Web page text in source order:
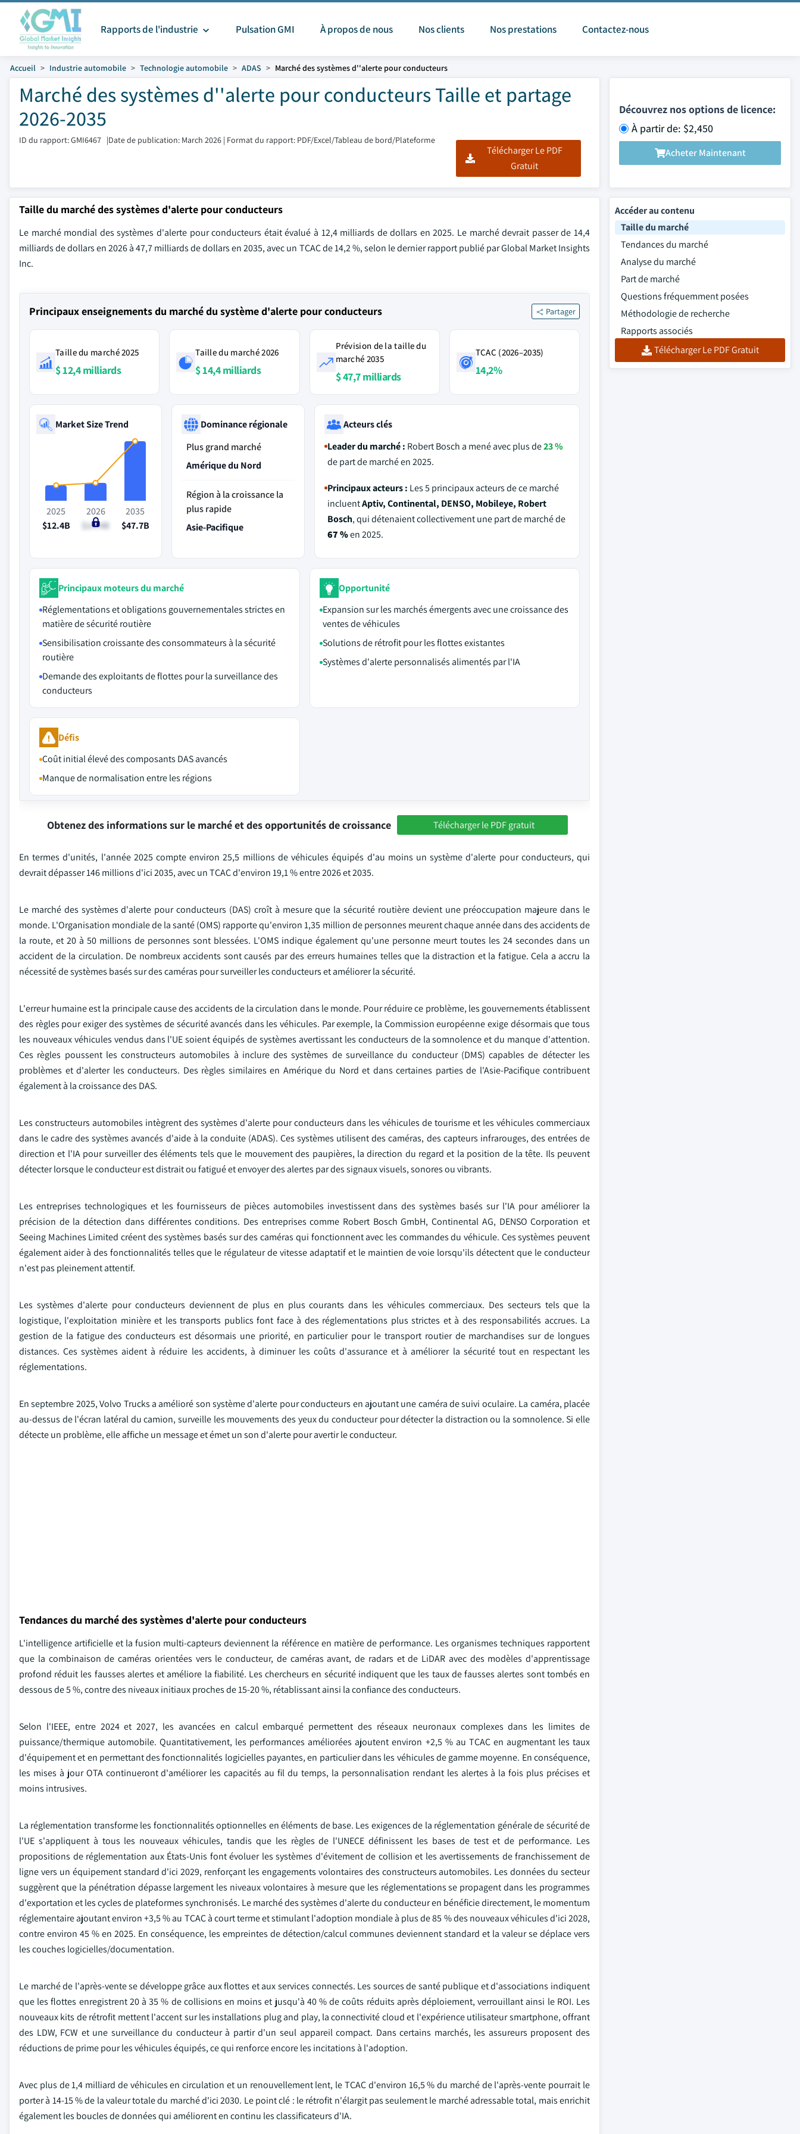
Rapports de l'industrie Pulsation GMI À propos de nous Nos clients Nos prestations Contactez-nous
Accueil Industrie automobile Technologie automobile ADAS Marché des systèmes d''alerte pour conducteurs
Marché des systèmes d''alerte pour conducteurs Taille et partage
2026-2035
ID du rapport: GMI6467 |Date de publication: March 2026 | Format du rapport: PDF/Excel/Tableau de bord/Plateforme
Télécharger Le PDF
Gratuit
Découvrez nos options de licence:
À partir de: $2,450
Acheter Maintenant
Taille du marché des systèmes d'alerte pour conducteurs
Le marché mondial des systèmes d'alerte pour conducteurs était évalué à 12,4 milliards de dollars en 2025. Le marché devrait passer de 14,4
milliards de dollars en 2026 à 47,7 milliards de dollars en 2035, avec un TCAC de 14,2 %, selon le dernier rapport publié par Global Market Insights
Inc.
Principaux enseignements du marché du système d'alerte pour conducteurs Partager
Taille du marché 2025
$ 12,4 milliards
Taille du marché 2026
$ 14,4 milliards
Prévision de la taille du
marché 2035
$ 47,7 milliards
TCAC (2026–2035)
14,2%
Market Size Trend
2025
$12.4B
2026
$14.4B
2035
$47.7B
Dominance régionale
Plus grand marché
Amérique du Nord
Région à la croissance la
plus rapide
Asie-Pacifique
Acteurs clés
Leader du marché : Robert Bosch a mené avec plus de23 %
de part de marché en 2025.
Principaux acteurs : Les 5 principaux acteurs de ce marché
incluentAptiv, Continental, DENSO, Mobileye, Robert
Bosch, qui détenaient collectivement une part de marché de
67 %en 2025.
Principaux moteurs du marché
Réglementations et obligations gouvernementales strictes en
matière de sécurité routière
Sensibilisation croissante des consommateurs à la sécurité
routière
Demande des exploitants de flottes pour la surveillance des
conducteurs
Opportunité
Expansion sur les marchés émergents avec une croissance des
ventes de véhicules
Solutions de rétrofit pour les flottes existantes
Systèmes d'alerte personnalisés alimentés par l'IA
Défis
Coût initial élevé des composants DAS avancés
Manque de normalisation entre les régions
Obtenez des informations sur le marché et des opportunités de croissance Télécharger le PDF gratuit
En termes d'unités, l'année 2025 compte environ 25,5 millions de véhicules équipés d'au moins un système d'alerte pour conducteurs, qui
devrait dépasser 146 millions d'ici 2035, avec un TCAC d'environ 19,1 % entre 2026 et 2035.
Le marché des systèmes d'alerte pour conducteurs (DAS) croît à mesure que la sécurité routière devient une préoccupation majeure dans le
monde. L'Organisation mondiale de la santé (OMS) rapporte qu'environ 1,35 million de personnes meurent chaque année dans des accidents de
la route, et 20 à 50 millions de personnes sont blessées. L'OMS indique également qu'une personne meurt toutes les 24 secondes dans un
accident de la circulation. De nombreux accidents sont causés par des erreurs humaines telles que la distraction et la fatigue. Cela a accru la
nécessité de systèmes basés sur des caméras pour surveiller les conducteurs et améliorer la sécurité.
L'erreur humaine est la principale cause des accidents de la circulation dans le monde. Pour réduire ce problème, les gouvernements établissent
des règles pour exiger des systèmes de sécurité avancés dans les véhicules. Par exemple, la Commission européenne exige désormais que tous
les nouveaux véhicules vendus dans l'UE soient équipés de systèmes avertissant les conducteurs de la somnolence et du manque d'attention.
Ces règles poussent les constructeurs automobiles à inclure des systèmes de surveillance du conducteur (DMS) capables de détecter les
problèmes et d'alerter les conducteurs. Des règles similaires en Amérique du Nord et dans certaines parties de l'Asie-Pacifique contribuent
également à la croissance des DAS.
Les constructeurs automobiles intègrent des systèmes d'alerte pour conducteurs dans les véhicules de tourisme et les véhicules commerciaux
dans le cadre des systèmes avancés d'aide à la conduite (ADAS). Ces systèmes utilisent des caméras, des capteurs infrarouges, des entrées de
direction et l'IA pour surveiller des éléments tels que le mouvement des paupières, la direction du regard et la position de la tête. Ils peuvent
détecter lorsque le conducteur est distrait ou fatigué et envoyer des alertes par des signaux visuels, sonores ou vibrants.
Les entreprises technologiques et les fournisseurs de pièces automobiles investissent dans des systèmes basés sur l'IA pour améliorer la
précision de la détection dans différentes conditions. Des entreprises comme Robert Bosch GmbH, Continental AG, DENSO Corporation et
Seeing Machines Limited créent des systèmes basés sur des caméras qui fonctionnent avec les commandes du véhicule. Ces systèmes peuvent
également aider à des fonctionnalités telles que le régulateur de vitesse adaptatif et le maintien de voie lorsqu'ils détectent que le conducteur
n'est pas pleinement attentif.
Les systèmes d'alerte pour conducteurs deviennent de plus en plus courants dans les véhicules commerciaux. Des secteurs tels que la
logistique, l'exploitation minière et les transports publics font face à des réglementations plus strictes et à des responsabilités accrues. La
gestion de la fatigue des conducteurs est désormais une priorité, en particulier pour le transport routier de marchandises sur de longues
distances. Ces systèmes aident à réduire les accidents, à diminuer les coûts d'assurance et à améliorer la sécurité tout en respectant les
réglementations.
En septembre 2025, Volvo Trucks a amélioré son système d'alerte pour conducteurs en ajoutant une caméra de suivi oculaire. La caméra, placée
au-dessus de l'écran latéral du camion, surveille les mouvements des yeux du conducteur pour détecter la distraction ou la somnolence. Si elle
détecte un problème, elle affiche un message et émet un son d'alerte pour avertir le conducteur.
Tendances du marché des systèmes d'alerte pour conducteurs
L'intelligence artificielle et la fusion multi-capteurs deviennent la référence en matière de performance. Les organismes techniques rapportent
que la combinaison de caméras orientées vers le conducteur, de caméras avant, de radars et de LiDAR avec des modèles d'apprentissage
profond réduit les fausses alertes et améliore la fiabilité. Les chercheurs en sécurité indiquent que les taux de fausses alertes sont tombés en
dessous de 5 %, contre des niveaux initiaux proches de 15-20 %, rétablissant ainsi la confiance des conducteurs.
Selon l'IEEE, entre 2024 et 2027, les avancées en calcul embarqué permettent des réseaux neuronaux complexes dans les limites de
puissance/thermique automobile. Quantitativement, les performances améliorées ajoutent environ +2,5 % au TCAC en augmentant les taux
d'équipement et en permettant des fonctionnalités logicielles payantes, en particulier dans les véhicules de gamme moyenne. En conséquence,
les mises à jour OTA continueront d'améliorer les capacités au fil du temps, la personnalisation rendant les alertes à la fois plus précises et
moins intrusives.
La réglementation transforme les fonctionnalités optionnelles en éléments de base. Les exigences de la réglementation générale de sécurité de
l'UE s'appliquent à tous les nouveaux véhicules, tandis que les règles de l'UNECE définissent les bases de test et de performance. Les
propositions de réglementation aux États-Unis font évoluer les systèmes d'évitement de collision et les avertissements de franchissement de
ligne vers un équipement standard d'ici 2029, renforçant les engagements volontaires des constructeurs automobiles. Les données du secteur
suggèrent que la pénétration dépasse largement les niveaux volontaires à mesure que les réglementations se propagent dans les programmes
d'exportation et les cycles de plateformes synchronisés. Le marché des systèmes d'alerte du conducteur en bénéficie directement, le momentum
réglementaire ajoutant environ +3,5 % au TCAC à court terme et stimulant l'adoption mondiale à plus de 85 % des nouveaux véhicules d'ici 2028,
contre environ 45 % en 2025. En conséquence, les empreintes de détection/calcul communes deviennent standard et la valeur se déplace vers
les couches logicielles/documentation.
Le marché de l'après-vente se développe grâce aux flottes et aux services connectés. Les sources de santé publique et d'associations indiquent
que les flottes enregistrent 20 à 35 % de collisions en moins et jusqu'à 40 % de coûts réduits après déploiement, verrouillant ainsi le ROI. Les
nouveaux kits de rétrofit mettent l'accent sur les installations plug and play, la connectivité cloud et l'expérience utilisateur smartphone, offrant
des LDW, FCW et une surveillance du conducteur à partir d'un seul appareil compact. Dans certains marchés, les assureurs proposent des
réductions de prime pour les véhicules équipés, ce qui renforce encore les incitations à l'adoption.
Avec plus de 1,4 milliard de véhicules en circulation et un renouvellement lent, le TCAC d'environ 16,5 % du marché de l'après-vente pourrait le
porter à 14-15 % de la valeur totale du marché d'ici 2030. Le point clé : le rétrofit n'élargit pas seulement le marché adressable total, mais enrichit
également les boucles de données qui améliorent en continu les classificateurs d'IA.
Accéder au contenu
Taille du marché
Tendances du marché
Analyse du marché
Part de marché
Questions fréquemment posées
Méthodologie de recherche
Rapports associés
Télécharger Le PDF Gratuit